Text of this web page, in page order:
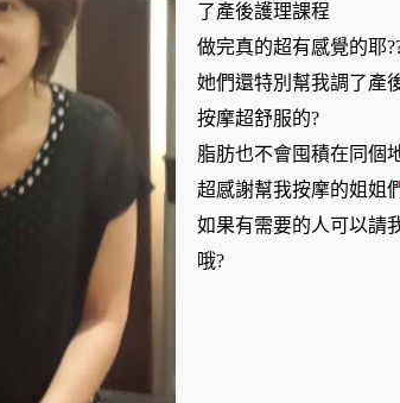
了產後護理課程
做完真的超有感覺的耶
她們還特別幫我調了產
按摩超舒服的?
脂肪也不會囤積在同個
超感謝幫我按摩的姐姐
如果有需要的人可以請
哦?